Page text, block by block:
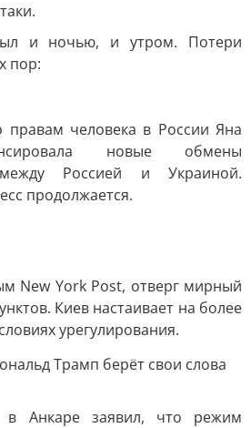
и ночью, и утром. Потери
пор:
человека в России Яна
новые обмены
Россией и Украиной.
продолжается.
New York Post, отверг мирный
Киев настаивает на более
урегулирования.
Трамп берёт свои слова
Анкаре заявил, что режим